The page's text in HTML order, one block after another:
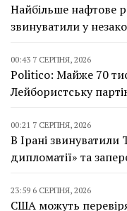
Найбільше нафтове
звинуватили у
00:43 7 СЕРПНЯ, 2026
Politico: Майже 70
Лейбористську
00:21 7 СЕРПНЯ, 2026
В Ірані звинуватили
дипломатії» та
23:59 6 СЕРПНЯ, 2026
США можуть